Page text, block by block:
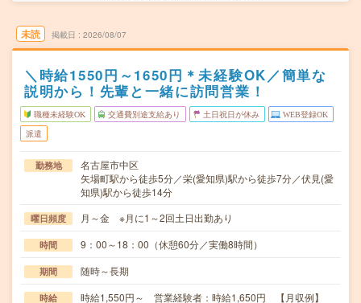
未読 掲載日 2026/08/07
＼時給1550円～1650円＊未経験OK／簡単な
説明から！先輩と一緒に訪問営業！
職種未経験OK 交通費別途支給あり 土日祝日が休み WEB登録OK
派遣
勤務地
名古屋市中区
矢場町駅から徒歩5分／栄(愛知県)駅から徒歩7分／伏見(愛
知県)駅から徒歩14分
曜日頻度 月～金 ※月に1～2回土日出勤あり
時間 9：00～18：00（休憩60分／実働8時間）
期間 随時～長期
時給
時給1,550円～ 営業経験者：時給1,650円 【月収例】